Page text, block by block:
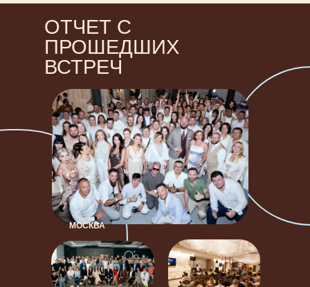
ОТЧЕТ С
ПРОШЕДШИХ
ВСТРЕЧ
МОСКВА